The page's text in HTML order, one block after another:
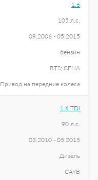
1.6
105 л.с.
09.2006 - 05.2015
бензин
BTS; CFNA
Привод на передние колеса
1.6 TDI
90 л.с.
03.2010 - 05.2015
Дизель
CAYB